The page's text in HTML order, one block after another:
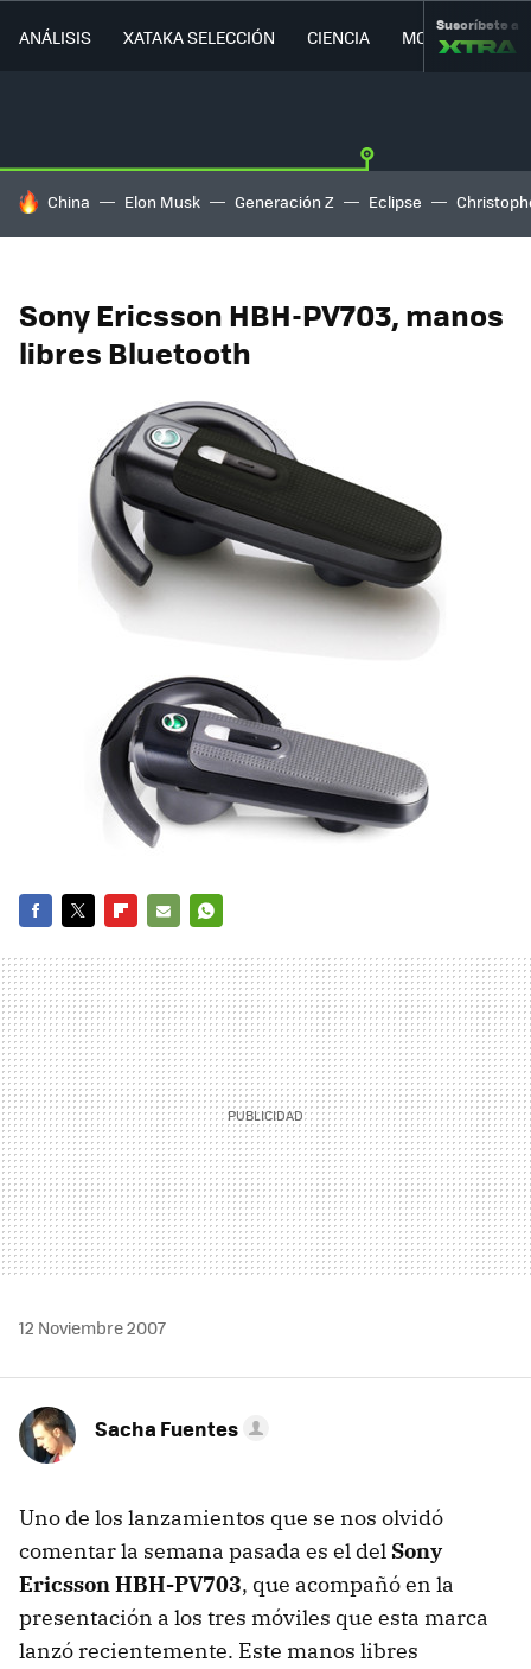
ANÁLISIS XATAKA SELECCIÓN CIENCIA MOVILIDAD
Suscríbete a
HOY SE HABLA DE
China Elon Musk Generación Z Eclipse
Sony Ericsson HBH-PV703, manos
libres Bluetooth
MAIL
12 Noviembre 2007
Sacha Fuentes
Uno de los lanzamientos que se nos olvidó
comentar la semana pasada es el del Sony
Ericsson HBH-PV703, que acompañó en la
presentación a los tres móviles que esta marca
lanzó recientemente. Este manos libres